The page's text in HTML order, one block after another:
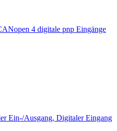
4 digitale pnp Eingänge
Ein-/Ausgang, Digitaler Eingang